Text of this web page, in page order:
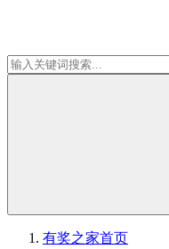
有奖之家首页